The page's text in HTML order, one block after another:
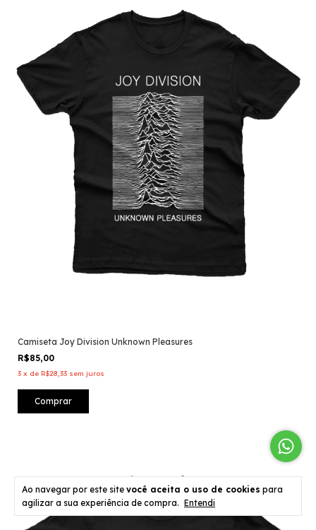
Ao navegar por este site você aceita o uso de cookies para
agilizar a sua experiência de compra. Entendi
Camiseta Joy Division Unknown Pleasures
R$85,00
3 x de R$28,33 sem juros
Comprar